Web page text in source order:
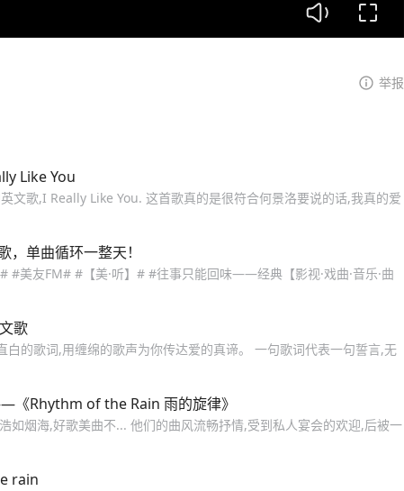
举报
Like You
文歌,I Really Like You. 这首歌真的是很符合何景洛要说的话,我真的爱
单曲循环一整天！
#美友FM# #【美·听】# #往事只能回味——经典【影视·戏曲·音乐·曲
歌
白的歌词,用缠绵的歌声为你传达爱的真谛。 一句歌词代表一句誓言,无
《Rhythm of the Rain 雨的旋律》
如烟海,好歌美曲不... 他们的曲风流畅抒情,受到私人宴会的欢迎,后被一
rain